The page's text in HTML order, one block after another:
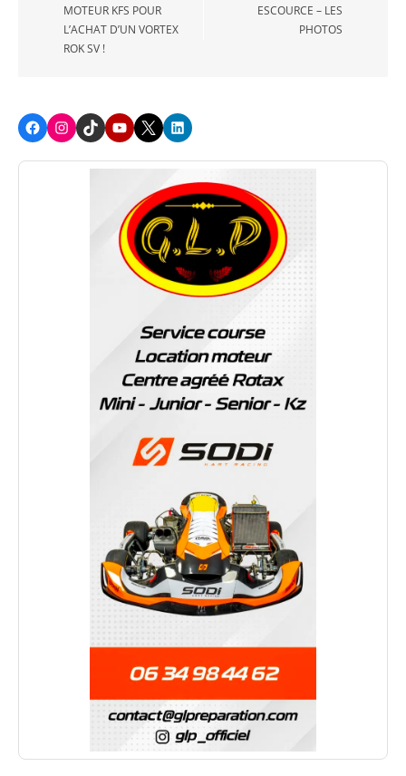
MOTEUR KFS POUR
L’ACHAT D’UN VORTEX
ROK SV !
ESCOURCE – LES
PHOTOS
FacebookInstagram
TikTokYoutube
X LinkedIn